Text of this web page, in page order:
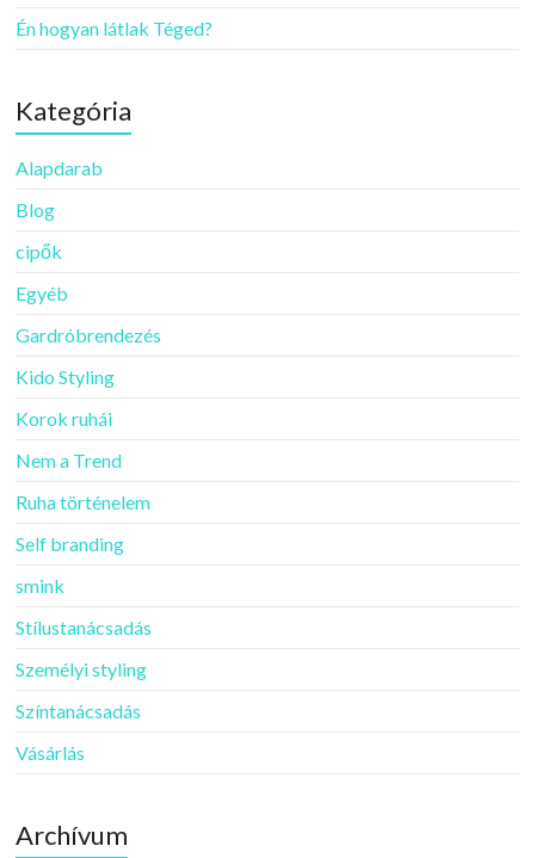
Én hogyan látlak Téged?
Kategória
Alapdarab
Blog
cipők
Egyéb
Gardróbrendezés
Kido Styling
Korok ruhái
Nem a Trend
Ruha történelem
Self branding
smink
Stílustanácsadás
Személyi styling
Színtanácsadás
Vásárlás
Archívum